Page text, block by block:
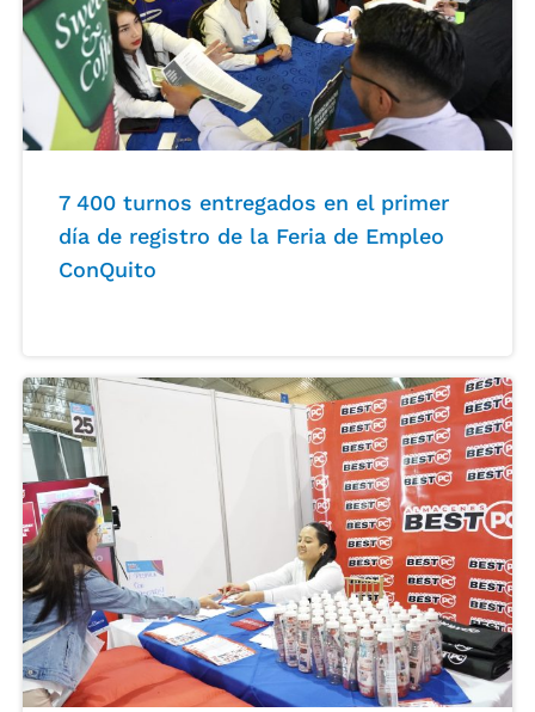
7 400 turnos entregados en el primer
día de registro de la Feria de Empleo
ConQuito